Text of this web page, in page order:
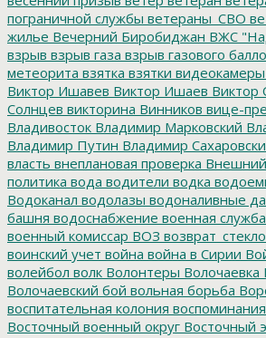
пограничной службы ветераны_СВО
жилье Вечерний Биробиджан ВЖС
взрыв взрыв газа взрыв газового
метеорита взятка взятки видеокамеры
Виктор Ишавев Виктор Ишаев Виктор
Солнцев викторина Винников вице-
Владивосток Владимир Марковский
Владимир Путин Владимир
власть внеплановая проверка
политика вода водители водка
Водоканал водолазы водоналивные
башня водоснабжение военная служба
военный комиссар ВОЗ
воинский учет война война в Сирии
волейбол волк Волонтеры Волочаевка
Волочаевский бой вольная борьба
воспитательная колония воспоминания
Восточный военный округ Восточный